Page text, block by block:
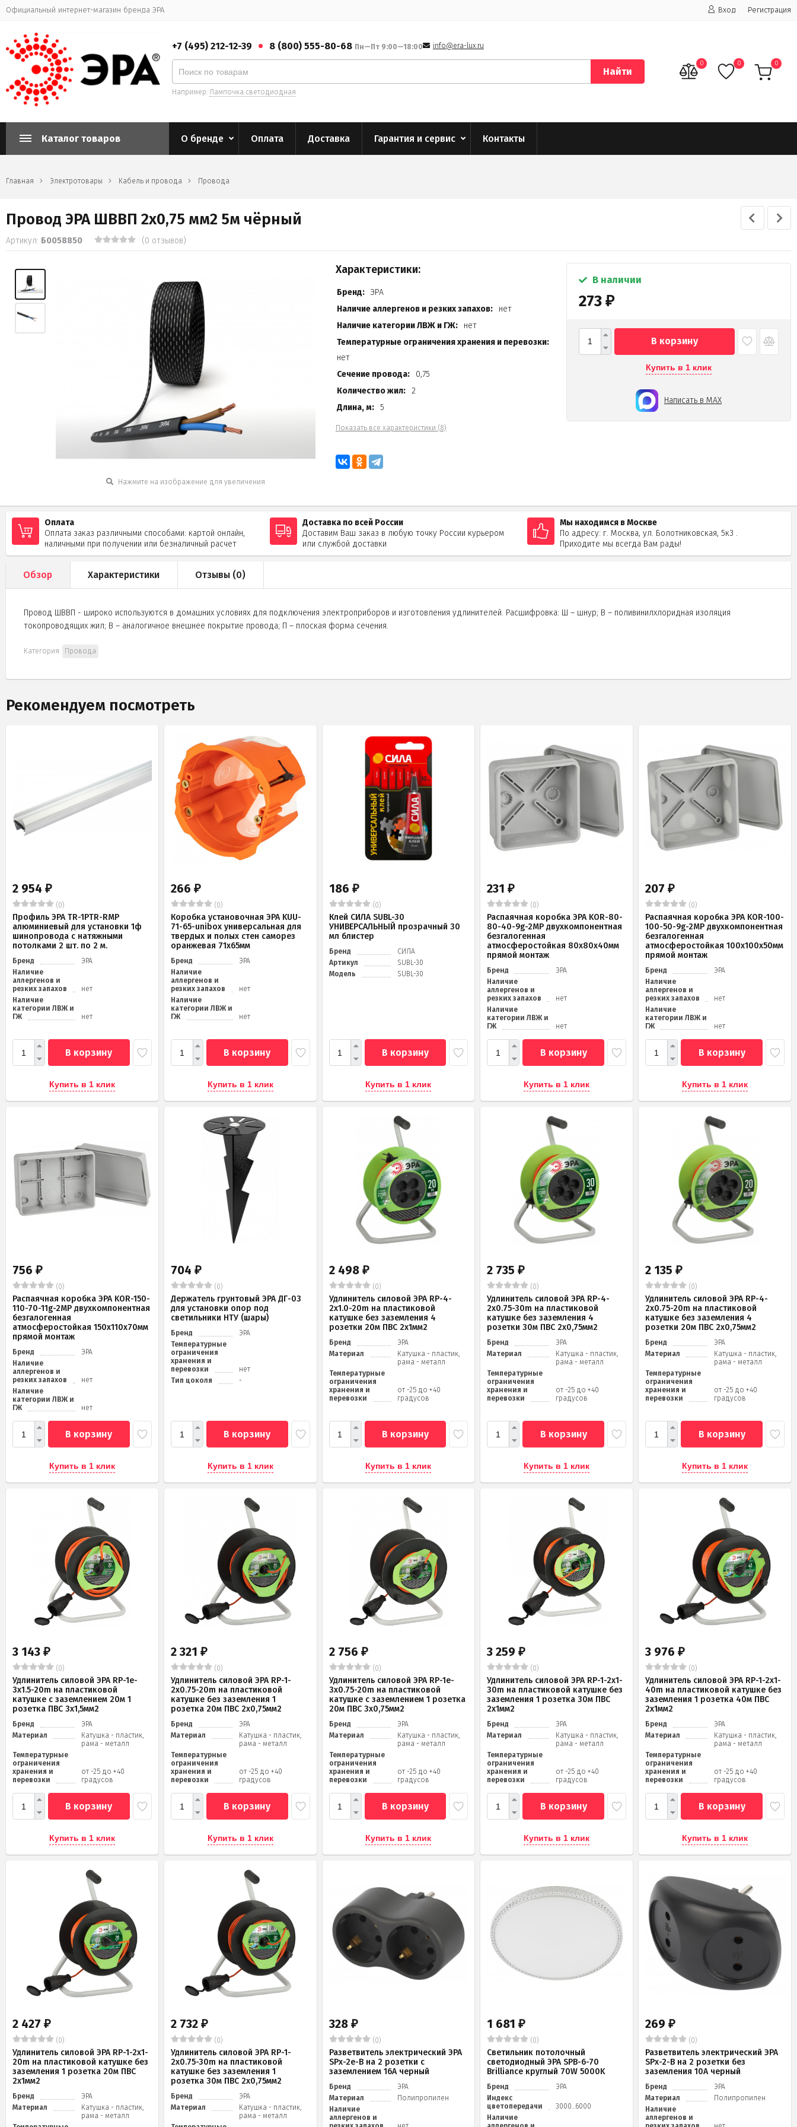
Официальный интернет-магазин бренда ЭРА Вход Регистрация
+7 (495) 212-12-39 8 (800) 555-80-68 Пн—Пт 9:00—18:00 info@era-lux.ru
Найти
Например: Лампочка светодиодная
0 0 0
Каталог товаров О бренде Оплата Доставка Гарантия и сервис Контакты
Главная Электротовары Кабель и провода Провода
Провод ЭРА ШВВП 2х0,75 мм2 5м чёрный
Артикул: Б0058850 (0 отзывов)
Нажмите на изображение для увеличения
Характеристики:
Бренд: ЭРА
Наличие аллергенов и резких запахов:
нет
Наличие категории ЛВЖ и ГЖ:
нет
Температурные ограничения хранения и перевозки:
нет
Сечение провода:
0,75
Количество жил: 2
Длина, м: 5
Показать все характеристики (8)
В наличии
273 ₽
В корзину
Купить в 1 клик
Написать в MAX
Оплата
Оплата заказ различными способами: картой онлайн,
наличными при получении или безналичный расчет
Доставка по всей России
Доставим Ваш заказ в любую точку России курьером
или службой доставки
Мы находимся в Москве
По адресу: г. Москва, ул. Болотниковская, 5к3 .
Приходите мы всегда Вам рады!
Обзор Характеристики Отзывы (0)
Провод ШВВП - широко используются в домашних условиях для подключения электроприборов и изготовления удлинителей. Расшифровка: Ш – шнур; В – поливинилхлоридная изоляция
токопроводящих жил; В – аналогичное внешнее покрытие провода; П – плоская форма сечения.
Категория: Провода
Рекомендуем посмотреть
2 954 ₽
(0)
Профиль ЭРА TR-1PTR-RMP
алюминиевый для установки 1ф
шинопровода с натяжными
потолками 2 шт. по 2 м.
Бренд
ЭРА
Наличие
аллергенов и
резких запахов
нет
Наличие
категории ЛВЖ и
ГЖ
нет
В корзину
Купить в 1 клик
266 ₽
(0)
Коробка установочная ЭРА KUU-
71-65-unibox универсальная для
твердых и полых стен саморез
оранжевая 71х65мм
Бренд
ЭРА
Наличие
аллергенов и
резких запахов
нет
Наличие
категории ЛВЖ и
ГЖ
нет
В корзину
Купить в 1 клик
186 ₽
(0)
Клей СИЛА SUBL-30
УНИВЕРСАЛЬНЫЙ прозрачный 30
мл блистер
Бренд
СИЛА
Артикул
SUBL-30
Модель
SUBL-30
В корзину
Купить в 1 клик
231₽
(0)
Распаячная коробка ЭРА KOR-80-
80-40-9g-2MP двухкомпонентная
безгалогенная
атмосферостойкая 80х80х40мм
прямой монтаж
Бренд
ЭРА
Наличие
аллергенов и
резких запахов
нет
Наличие
категории ЛВЖ и
ГЖ
нет
В корзину
Купить в 1 клик
207₽
(0)
Распаячная коробка ЭРА KOR-100-
100-50-9g-2MP двухкомпонентная
безгалогенная
атмосферостойкая 100х100х50мм
прямой монтаж
Бренд
ЭРА
Наличие
аллергенов и
резких запахов
нет
Наличие
категории ЛВЖ и
ГЖ
нет
В корзину
Купить в 1 клик
756 ₽
(0)
Распаячная коробка ЭРА KOR-150-
110-70-11g-2MP двухкомпонентная
безгалогенная
атмосферостойкая 150х110х70мм
прямой монтаж
Бренд
ЭРА
Наличие
аллергенов и
резких запахов
нет
Наличие
категории ЛВЖ и
ГЖ
нет
В корзину
Купить в 1 клик
704 ₽
(0)
Держатель грунтовый ЭРА ДГ-03
для установки опор под
светильники НТУ (шары)
Бренд
ЭРА
Температурные
ограничения
хранения и
перевозки
нет
Тип цоколя
-
В корзину
Купить в 1 клик
2 498 ₽
(0)
Удлинитель силовой ЭРА RP-4-
2x1.0-20m на пластиковой
катушке без заземления 4
розетки 20м ПВС 2х1мм2
Бренд
ЭРА
Материал
Катушка - пластик,
рама - металл
Температурные
ограничения
хранения и
перевозки
от -25 до +40
градусов
В корзину
Купить в 1 клик
2 735₽
(0)
Удлинитель силовой ЭРА RP-4-
2x0.75-30m на пластиковой
катушке без заземления 4
розетки 30м ПВС 2х0,75мм2
Бренд
ЭРА
Материал
Катушка - пластик,
рама - металл
Температурные
ограничения
хранения и
перевозки
от -25 до +40
градусов
В корзину
Купить в 1 клик
2 135₽
(0)
Удлинитель силовой ЭРА RP-4-
2x0.75-20m на пластиковой
катушке без заземления 4
розетки 20м ПВС 2х0,75мм2
Бренд
ЭРА
Материал
Катушка - пластик,
рама - металл
Температурные
ограничения
хранения и
перевозки
от -25 до +40
градусов
В корзину
Купить в 1 клик
3 143 ₽
(0)
Удлинитель силовой ЭРА RP-1e-
3x1.5-20m на пластиковой
катушке c заземлением 20м 1
розетка ПВС 3х1,5мм2
Бренд
ЭРА
Материал
Катушка - пластик,
рама - металл
Температурные
ограничения
хранения и
перевозки
от -25 до +40
градусов
В корзину
Купить в 1 клик
2 321 ₽
(0)
Удлинитель силовой ЭРА RP-1-
2x0.75-20m на пластиковой
катушке без заземления 1
розетка 20м ПВС 2х0,75мм2
Бренд
ЭРА
Материал
Катушка - пластик,
рама - металл
Температурные
ограничения
хранения и
перевозки
от -25 до +40
градусов
В корзину
Купить в 1 клик
2 756 ₽
(0)
Удлинитель силовой ЭРА RP-1e-
3х0.75-20m на пластиковой
катушке c заземлением 1 розетка
20м ПВС 3х0,75мм2
Бренд
ЭРА
Материал
Катушка - пластик,
рама - металл
Температурные
ограничения
хранения и
перевозки
от -25 до +40
градусов
В корзину
Купить в 1 клик
3 259₽
(0)
Удлинитель силовой ЭРА RP-1-2x1-
30m на пластиковой катушке без
заземления 1 розетка 30м ПВС
2x1мм2
Бренд
ЭРА
Материал
Катушка - пластик,
рама - металл
Температурные
ограничения
хранения и
перевозки
от -25 до +40
градусов
В корзину
Купить в 1 клик
3 976₽
(0)
Удлинитель силовой ЭРА RP-1-2x1-
40m на пластиковой катушке без
заземления 1 розетка 40м ПВС
2x1мм2
Бренд
ЭРА
Материал
Катушка - пластик,
рама - металл
Температурные
ограничения
хранения и
перевозки
от -25 до +40
градусов
В корзину
Купить в 1 клик
2 427 ₽
(0)
Удлинитель силовой ЭРА RP-1-2x1-
20m на пластиковой катушке без
заземления 1 розетка 20м ПВС
2х1мм2
Бренд
ЭРА
Материал
Катушка - пластик,
рама - металл
2 732 ₽
(0)
Удлинитель силовой ЭРА RP-1-
2x0.75-30m на пластиковой
катушке без заземления 1
розетка 30м ПВС 2х0,75мм2
Бренд
ЭРА
Материал
Катушка - пластик,
рама - металл
328 ₽
(0)
Разветвитель электрический ЭРА
SPx-2e-B на 2 розетки с
заземлением 16А черный
Бренд
ЭРА
Материал
Полипропилен
Наличие
аллергенов и
1 681₽
(0)
Светильник потолочный
светодиодный ЭРА SPB-6-70
Brilliance круглый 70W 5000K
Бренд
ЭРА
Индекс
цветопередачи
3000...6000
Наличие
269₽
(0)
Разветвитель электрический ЭРА
SPx-2-B на 2 розетки без
заземления 10А черный
Бренд
ЭРА
Материал
Полипропилен
Наличие
аллергенов и